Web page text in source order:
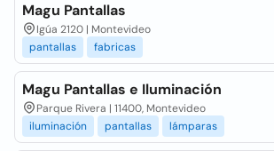
Magu Pantallas
Igúa 2120 | Montevideo
pantallas
fabricas
Magu Pantallas e Iluminación
Parque Rivera | 11400, Montevideo
iluminación
pantallas lámparas